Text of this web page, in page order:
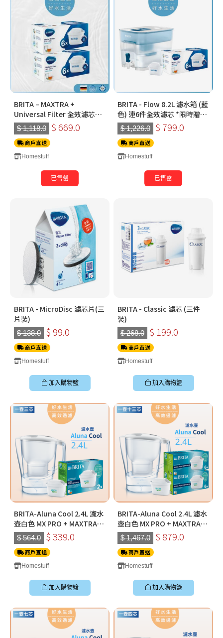
BRITA – MAXTRA +
Universal Filter 全效濾芯
(六件裝) x 2 *限時贈送 全效濾
芯2件
$ 1,118.0 $ 669.0
商戶直送
Homestuff
已售罄
BRITA - Flow 8.2L 濾水箱 (藍
色) 連6件全效濾芯 *限時贈送
全效濾芯2件
$ 1,226.0 $ 799.0
商戶直送
Homestuff
已售罄
BRITA - MicroDisc 濾芯片(三
片裝)
$ 138.0 $ 99.0
商戶直送
Homestuff
加入購物籃
BRITA - Classic 濾芯 (三件
裝)
$ 268.0 $ 199.0
商戶直送
Homestuff
加入購物籃
BRITA-Aluna Cool 2.4L 濾水
壺白色 MX PRO + MAXTRA
PRO Pure Performance 純
淨全效全效濾芯 (二件裝)
$ 564.0 $ 339.0
商戶直送
Homestuff
加入購物籃
BRITA-Aluna Cool 2.4L 濾水
壺白色 MX PRO + MAXTRA
PRO Pure Performance 純
淨全效全效濾芯 (六件裝*2)
$ 1,467.0 $ 879.0
商戶直送
Homestuff
加入購物籃